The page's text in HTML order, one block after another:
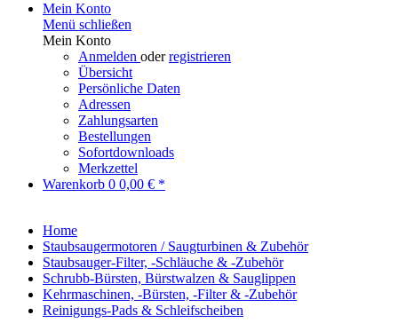
Mein Konto
Menü schließen
Mein Konto
Anmelden oderregistrieren
Übersicht
Persönliche Daten
Adressen
Zahlungsarten
Bestellungen
Sofortdownloads
Merkzettel
Warenkorb 0 0,00 € *
Home
Staubsaugermotoren / Saugturbinen & Zubehör
Staubsauger-Filter, -Schläuche & -Zubehör
Schrubb-Bürsten, Bürstwalzen & Sauglippen
Kehrmaschinen, -Bürsten, -Filter & -Zubehör
Reinigungs-Pads & Schleifscheiben